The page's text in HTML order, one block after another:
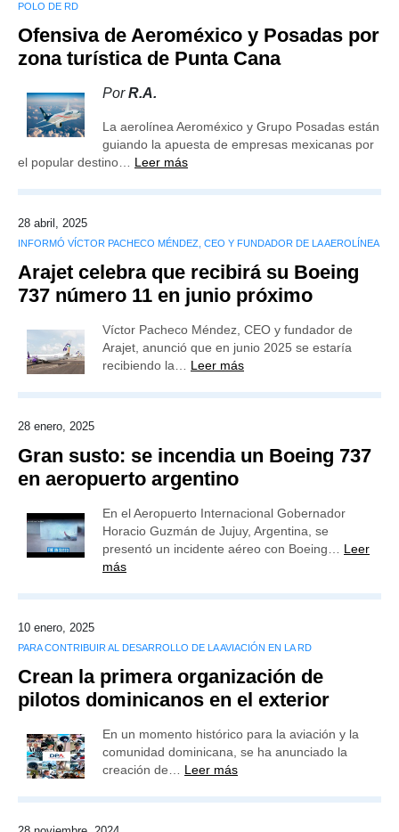
POLO DE RD
Ofensiva de Aeroméxico y Posadas por
zona turística de Punta Cana
PorR.A.
La aerolínea Aeroméxico y Grupo Posadas están
guiando la apuesta de empresas mexicanas por
el popular destino… Leer más
28 abril, 2025
INFORMÓ VÍCTOR PACHECO MÉNDEZ, CEO Y FUNDADOR DE LA AEROLÍNEA
Arajet celebra que recibirá su Boeing
737 número 11 en junio próximo
Víctor Pacheco Méndez, CEO y fundador de
Arajet, anunció que en junio 2025 se estaría
recibiendo la… Leer más
28 enero, 2025
Gran susto: se incendia un Boeing 737
en aeropuerto argentino
En el Aeropuerto Internacional Gobernador
Horacio Guzmán de Jujuy, Argentina, se
presentó un incidente aéreo con Boeing… Leer
más
10 enero, 2025
PARA CONTRIBUIR AL DESARROLLO DE LA AVIACIÓN EN LA RD
Crean la primera organización de
pilotos dominicanos en el exterior
En un momento histórico para la aviación y la
comunidad dominicana, se ha anunciado la
creación de… Leer más